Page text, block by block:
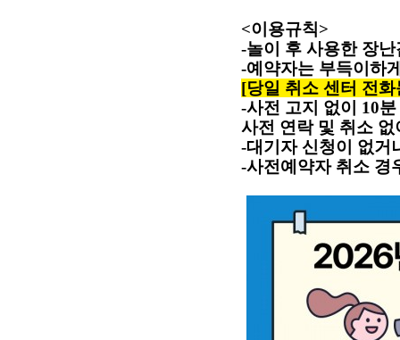
<이용규칙>
-놀이 후 사용한 장
-예약자는 부득이하
[당일 취소 센터 전
-사전 고지 없이 10
사전 연락 및 취소
-대기자 신청이 없거
-사전예약자 취소 경